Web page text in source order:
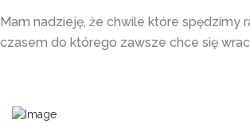
Mam nadzieję, że chwile które spędzimy
czasem do którego zawsze chce się